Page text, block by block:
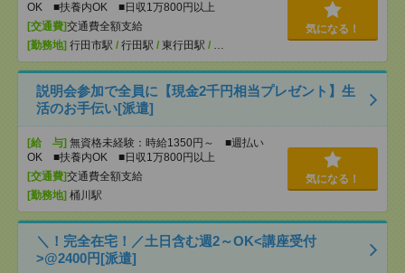
OK ■扶養内OK ■日収1万800円以上
[交通費]交通費全額支給
[勤務地] 行田市駅 / 行田駅 / 東行田駅 / …
気になる！
説明会参加で全員に【現金2千円相当プレゼント】生
活のお手伝い[派遣]
[給 与] 無資格未経験：時給1350円～ ■週払い
OK ■扶養内OK ■日収1万800円以上
[交通費]交通費全額支給
[勤務地] 桶川駅
気になる！
＼！完全在宅！／土日含む週2～OK<講座受付
>@2400円[派遣]